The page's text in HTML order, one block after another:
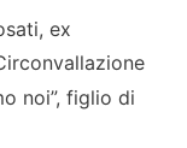
ex
noi”, figlio di